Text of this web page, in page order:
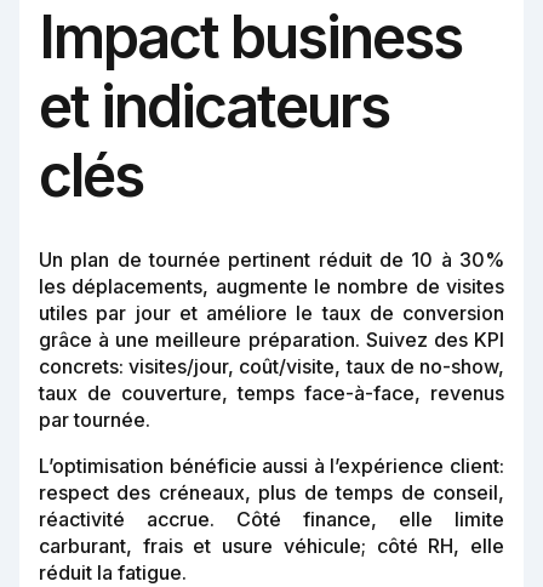
Impact business
et indicateurs
clés
Un plan de tournée pertinent réduit de 10 à 30%
les déplacements, augmente le nombre de visites
utiles par jour et améliore le taux de conversion
grâce à une meilleure préparation. Suivez des KPI
concrets: visites/jour, coût/visite, taux de no-show,
taux de couverture, temps face-à-face, revenus
par tournée.
L’optimisation bénéficie aussi à l’expérience client:
respect des créneaux, plus de temps de conseil,
réactivité accrue. Côté finance, elle limite
carburant, frais et usure véhicule; côté RH, elle
réduit la fatigue.